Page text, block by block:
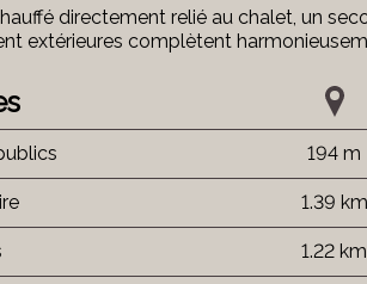
directement relié au chalet, un
extérieures complètent
194 m
1.39 km
1.22 km